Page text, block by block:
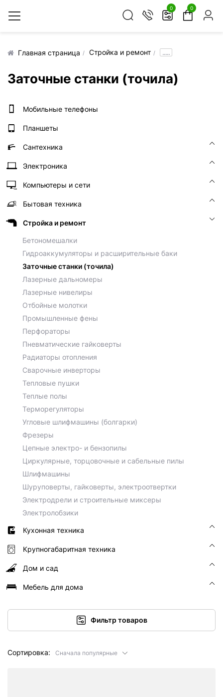
0 0
Главная страница Стройка и ремонт .....
Заточные станки (точила)
Мобильные телефоны
Планшеты
Сантехника
Электроника
Компьютеры и сети
Бытовая техника
Стройка и ремонт
Бетономешалки
Гидроаккумуляторы и расширительные баки
Заточные станки (точила)
Лазерные дальномеры
Лазерные нивелиры
Отбойные молотки
Промышленные фены
Перфораторы
Пневматические гайковерты
Радиаторы отопления
Сварочные инверторы
Тепловые пушки
Теплые полы
Терморегуляторы
Угловые шлифмашины (болгарки)
Фрезеры
Цепные электро- и бензопилы
Циркулярные, торцовочные и сабельные пилы
Шлифмашины
Шуруповерты, гайковерты, электроотвертки
Электродрели и строительные миксеры
Электролобзики
Кухонная техника
Крупногабаритная техника
Дом и сад
Мебель для дома
Фильтр товаров
Сортировка: Сначала популярные